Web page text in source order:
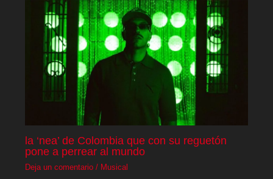
la ‘nea’ de Colombia que con su reguetón
pone a perrear al mundo
Deja un comentario / Musical